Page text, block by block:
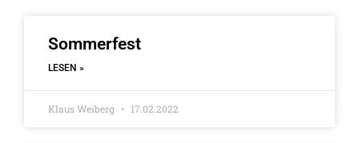
Sommerfest
LESEN »
Klaus Weiberg 17.02.2022